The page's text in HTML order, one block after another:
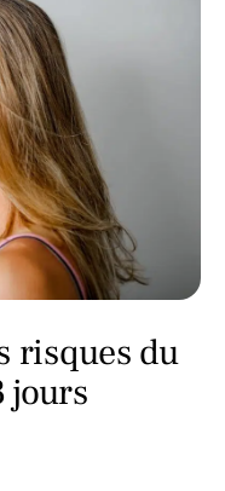
risques du
jours